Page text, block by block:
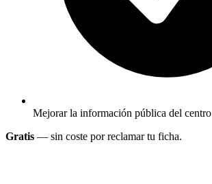
Mejorar la información pública del centro
Gratis — sin coste por reclamar tu ficha.